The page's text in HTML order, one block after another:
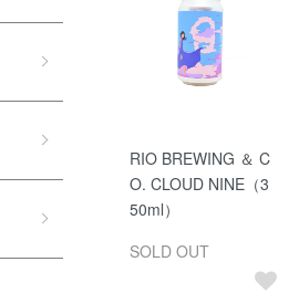
RIO BREWING ＆ C
O. CLOUD NINE（3
50ml）
SOLD OUT